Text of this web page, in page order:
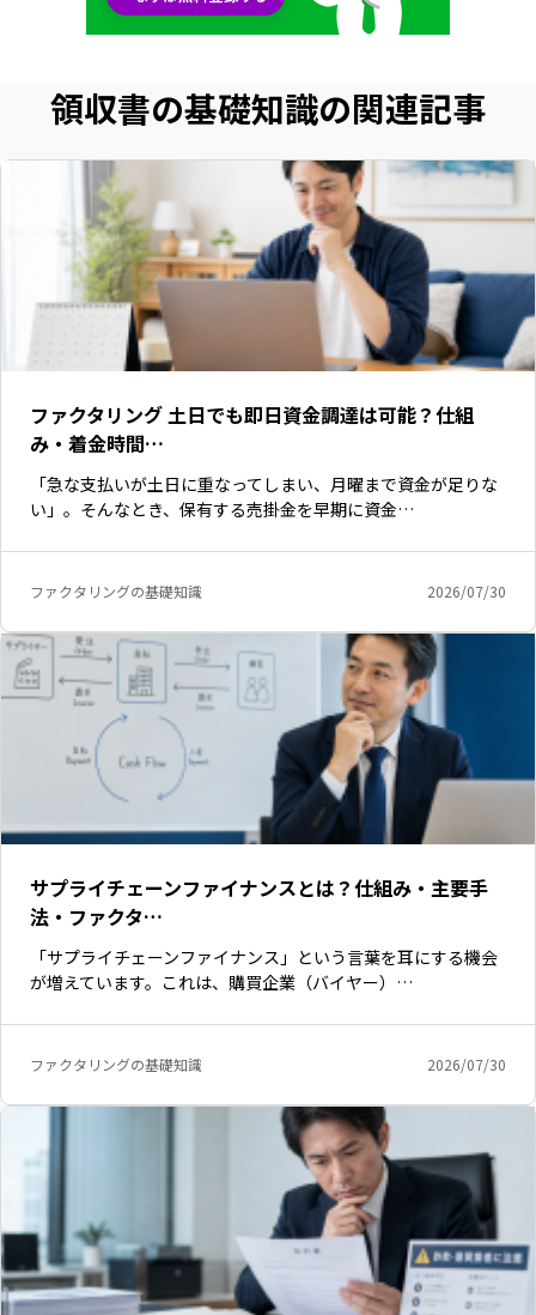
領収書の基礎知識の関連記事
ファクタリング 土日でも即日資金調達は可能？仕組
み・着金時間…
「急な支払いが土日に重なってしまい、月曜まで資金が足りな
い」。そんなとき、保有する売掛金を早期に資金…
ファクタリングの基礎知識 2026/07/30
サプライチェーンファイナンスとは？仕組み・主要手
法・ファクタ…
「サプライチェーンファイナンス」という言葉を耳にする機会
が増えています。これは、購買企業（バイヤー）…
ファクタリングの基礎知識 2026/07/30